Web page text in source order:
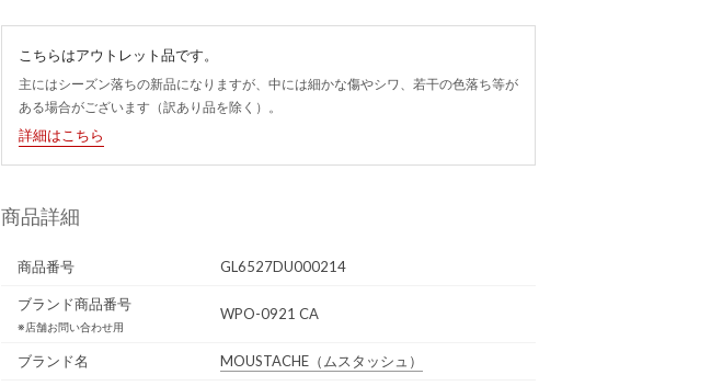
こちらはアウトレット品です。
主にはシーズン落ちの新品になりますが、中には細かな傷やシワ、若干の色落ち等が
ある場合がございます（訳あり品を除く）。
詳細はこちら
商品詳細
商品番号 GL6527DU000214
ブランド商品番号
※店舗お問い合わせ用
WPO-0921 CA
ブランド名 MOUSTACHE （ムスタッシュ）